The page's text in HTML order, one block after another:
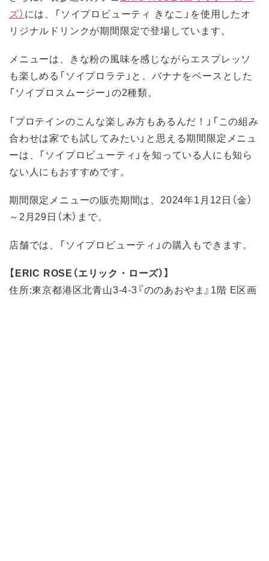
ズ） には、「ソイプロビューティ きなこ」を使用したオ
リジナルドリンクが期間限定で登場しています。
メニューは、きな粉の風味を感じながらエスプレッソ
も楽しめる「ソイプロラテ」と、バナナをベースとした
「ソイプロスムージー」の2種類。
「プロテインのこんな楽しみ方もあるんだ！」「この組み
合わせは家でも試してみたい」と思える期間限定メニュ
ーは、「ソイプロビューティ」を知っている人にも知ら
ない人にもおすすめです。
期間限定メニューの販売期間は、2024年1月12日（金）
～2月29日（木）まで。
店舗では、「ソイプロビューティ」の購入もできます。
【ERIC ROSE（エリック・ローズ）】
住所:東京都港区北青山3-4-3『ののあおやま』1階 E区画